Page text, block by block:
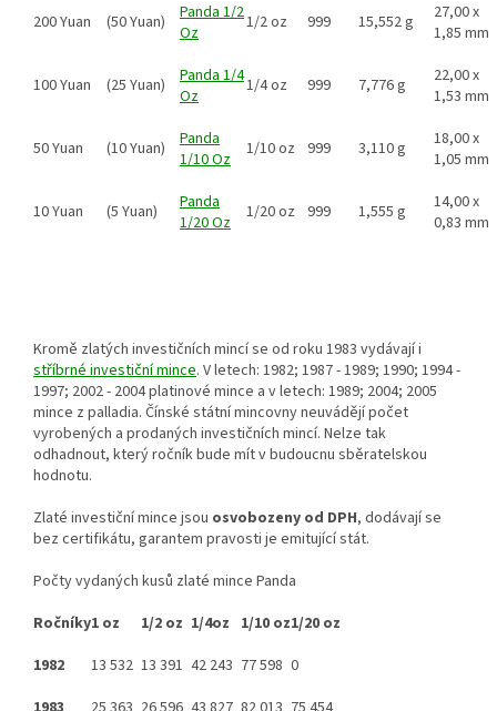
200 Yuan (50 Yuan)
Panda 1/2
Oz
1/2 oz 999 15,552 g
27,00 x
1,85 mm
100 Yuan (25 Yuan)
Panda 1/4
Oz
1/4 oz 999 7,776 g
22,00 x
1,53 mm
50 Yuan (10 Yuan)
Panda
1/10 Oz
1/10 oz 999 3,110 g
18,00 x
1,05 mm
10 Yuan (5 Yuan)
Panda
1/20 Oz
1/20 oz 999 1,555 g
14,00 x
0,83 mm
Kromě zlatých investičních mincí se od roku 1983 vydávají i
stříbrné investiční mince. V letech: 1982; 1987 - 1989; 1990; 1994 -
1997; 2002 - 2004 platinové mince a v letech: 1989; 2004; 2005
mince z palladia. Čínské státní mincovny neuvádějí počet
vyrobených a prodaných investičních mincí. Nelze tak
odhadnout, který ročník bude mít v budoucnu sběratelskou
hodnotu.
Zlaté investiční mince jsou osvobozeny od DPH, dodávají se
bez certifikátu, garantem pravosti je emitující stát.
Počty vydaných kusů zlaté mince Panda
Ročníky1 oz 1/2 oz 1/4oz 1/10 oz1/20 oz
1982
13 532 13 391 42 243 77 598 0